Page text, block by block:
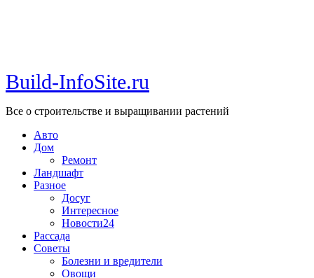
Build-InfoSite.ru
Все о строительстве и выращивании растений
Авто
Дом
Ремонт
Ландшафт
Разное
Досуг
Интересное
Новости24
Рассада
Советы
Болезни и вредители
Овощи